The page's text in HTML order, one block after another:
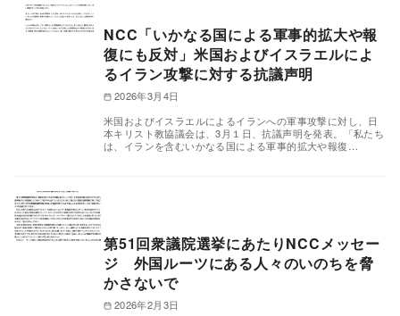
NCC「いかなる国による軍事的拡大や報
復にも反対」米国およびイスラエルによ
るイラン攻撃に対する抗議声明
2026年3月4日
米国およびイスラエルによるイランへの軍事攻撃に対し、日
本キリスト教協議会は、3月１日、抗議声明を発表。「私たち
は、イランを含むいかなる国による軍事的拡大や報復…
第51回衆議院選挙にあたりNCCメッセー
ジ 外国ルーツにある人々のいのちを脅
かさないで
2026年2月3日